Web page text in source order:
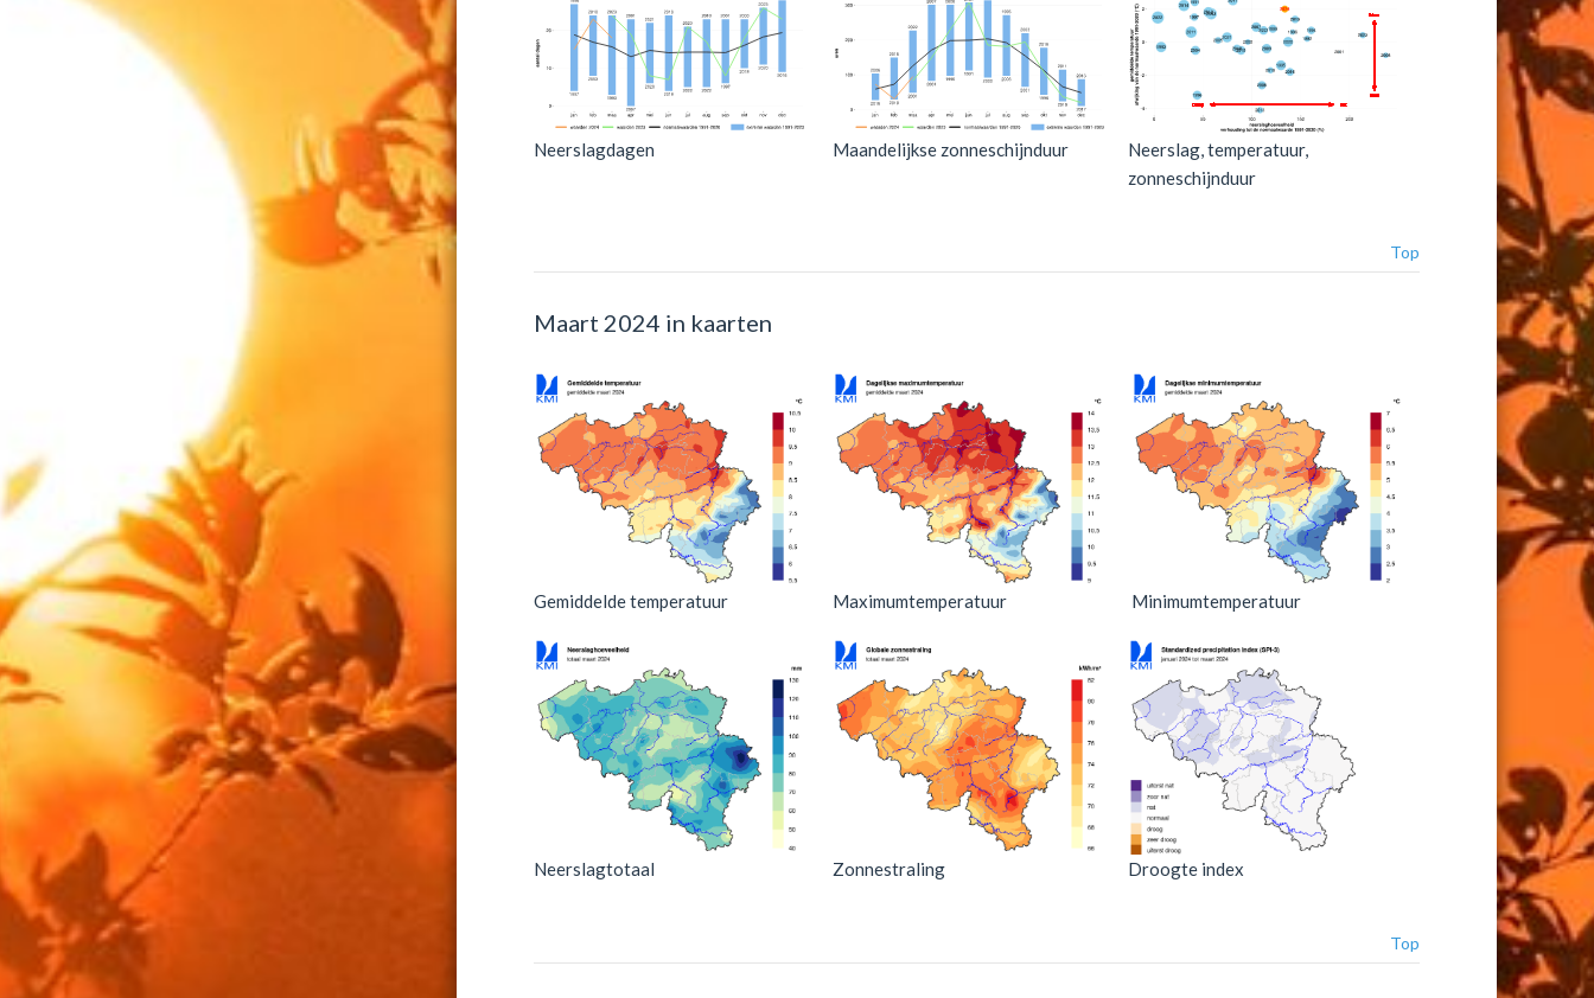
Neerslagdagen Maandelijkse zonneschijnduur
Neerslag, temperatuur,
zonneschijnduur
Top
Maart 2024 in kaarten
Gemiddelde temperatuur Maximumtemperatuur Minimumtemperatuur
Neerslagtotaal Zonnestraling Droogte index
Top